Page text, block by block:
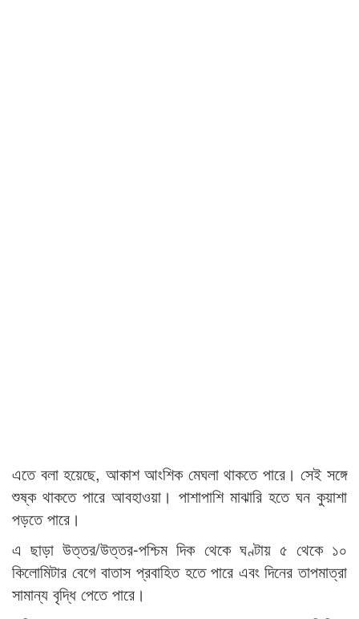
এতে বলা হয়েছে, আকাশ আংশিক মেঘলা থাকতে পারে। সেই সঙ্গে
শুষ্ক থাকতে পারে আবহাওয়া। পাশাপাশি মাঝারি হতে ঘন কুয়াশা
পড়তে পারে।
এ ছাড়া উত্তর/উত্তর-পশ্চিম দিক থেকে ঘণ্টায় ৫ থেকে ১০
কিলোমিটার বেগে বাতাস প্রবাহিত হতে পারে এবং দিনের তাপমাত্রা
সামান্য বৃদ্ধি পেতে পারে।